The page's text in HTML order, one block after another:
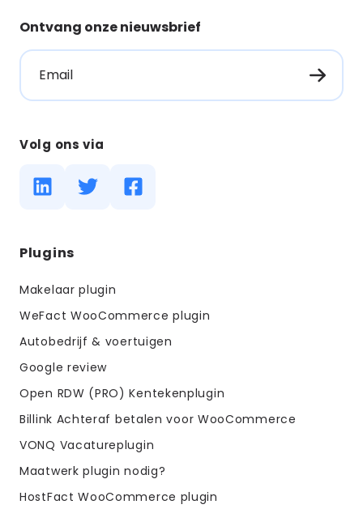
Ontvang onze nieuwsbrief
Email
Volg ons via
Diensten
Plugins
Makelaar plugin
WeFact WooCommerce plugin
Autobedrijf & voertuigen
Google review
Open RDW (PRO) Kentekenplugin
Billink Achteraf betalen voor WooCommerce
VONQ Vacatureplugin
Maatwerk plugin nodig?
HostFact WooCommerce plugin